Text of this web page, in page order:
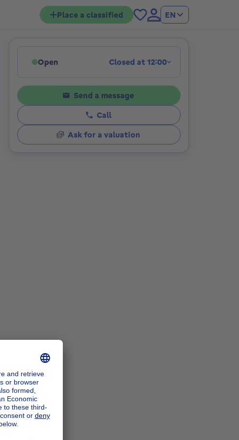
Place a classified EN
actions Open Closed at 12:00
Click to display opening hours
Send a message
Call
Ask for a valuation